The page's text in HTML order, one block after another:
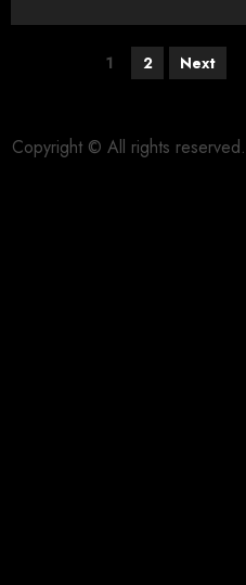
1 2 Next
Copyright © All rights reserved.